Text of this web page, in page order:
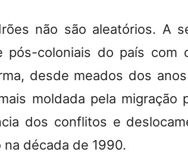
não são aleatórios. A
pós-coloniais do país
desde meados dos
moldada pela migração
dos conflitos e
na década de 1990.